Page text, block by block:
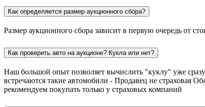
Как определяется размер аукционного сбора?
Размер аукционного сбора зависит в первую очередь от
Как проверить авто на аукционе? Кукла или нет?
Наш большой опыт позволяет вычислить "куклу" уже
встречаются такие автомобили - Продавец не страховая
рекомендуем покупать только у страховых компаний